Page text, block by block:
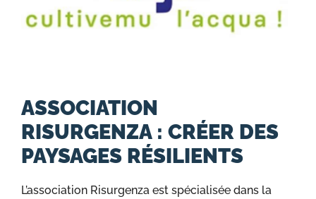
ASSOCIATION
RISURGENZA : CRÉER DES
PAYSAGES RÉSILIENTS
L’association Risurgenza est spécialisée dans la